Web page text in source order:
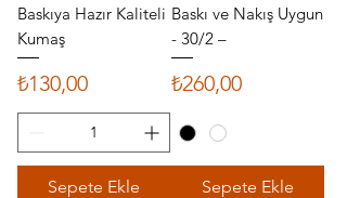
Baskıya Hazır Kaliteli
Kumaş
Fiyat
₺130,00
Sepete Ekle
Baskı ve Nakış Uygun
- 30/2 –
Fiyat
₺260,00
Sepete Ekle